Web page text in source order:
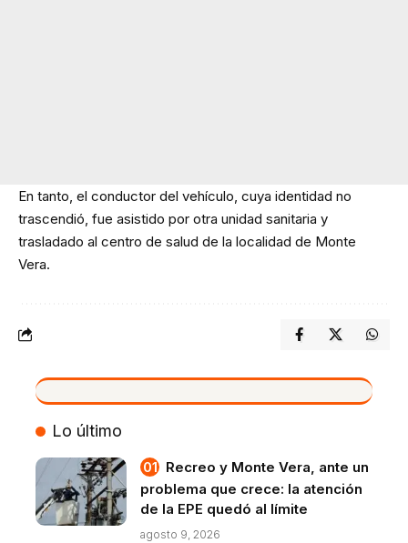
En tanto, el conductor del vehículo, cuya identidad no
trascendió, fue asistido por otra unidad sanitaria y
trasladado al centro de salud de la localidad de Monte
Vera.
VIVO
Lo último
Recreo y Monte Vera, ante un
problema que crece: la atención
de la EPE quedó al límite
agosto 9, 2026